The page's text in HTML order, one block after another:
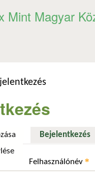
Mint Magyar
Bejelentkezés
Felhasználónév*